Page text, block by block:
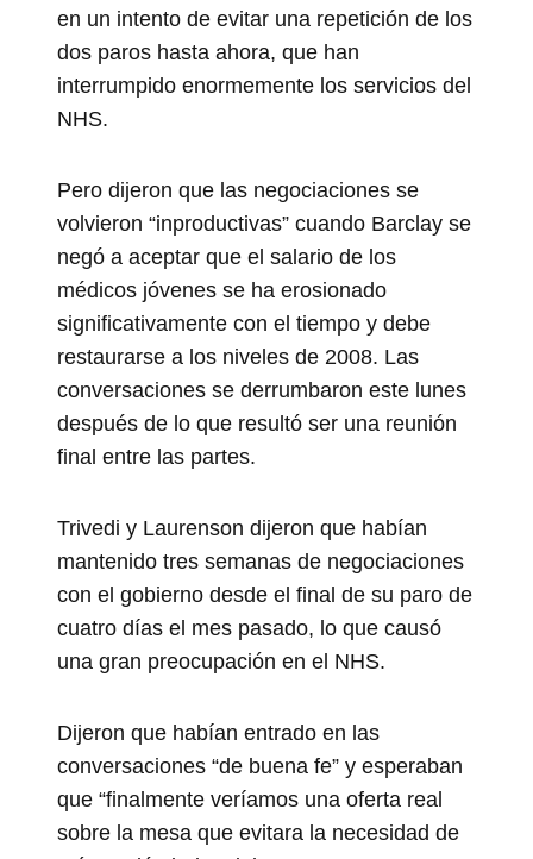
en un intento de evitar una repetición de los
dos paros hasta ahora, que han
interrumpido enormemente los servicios del
NHS.
Pero dijeron que las negociaciones se
volvieron “inproductivas” cuando Barclay se
negó a aceptar que el salario de los
médicos jóvenes se ha erosionado
significativamente con el tiempo y debe
restaurarse a los niveles de 2008. Las
conversaciones se derrumbaron este lunes
después de lo que resultó ser una reunión
final entre las partes.
Trivedi y Laurenson dijeron que habían
mantenido tres semanas de negociaciones
con el gobierno desde el final de su paro de
cuatro días el mes pasado, lo que causó
una gran preocupación en el NHS.
Dijeron que habían entrado en las
conversaciones “de buena fe” y esperaban
que “finalmente veríamos una oferta real
sobre la mesa que evitara la necesidad de